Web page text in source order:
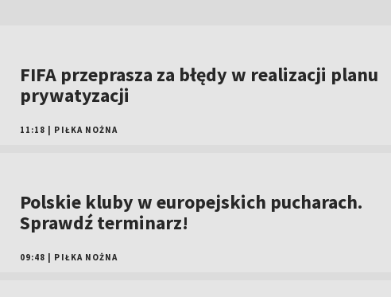
FIFA przeprasza za błędy w realizacji planu
prywatyzacji
11:18 PIŁKA NOŻNA
Polskie kluby w europejskich pucharach.
Sprawdź terminarz!
09:48 PIŁKA NOŻNA